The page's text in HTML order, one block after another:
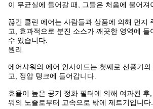
이 무균실에 들어갈 때, 그들은 처음에 불어져
끊긴 클린 에어는 사람들과 상품에 의해 먼지
고, 효과적으로 분진 소스가 깨끗한 영역에 들
수 있습니다.
원리
에어샤워의 에어 인사이드는 첫째로 선풍기의
고, 정압 탱크에 들어갑니다.
효율이 높은 공기 정화 필터에 의해 여과된 후
워의 노즐로부터 고속으로 밖에 제트기입니다.